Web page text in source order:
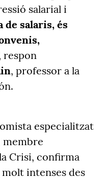
salarial i
de salaris, és
respon
, professor a la
especialitzat
membre
Crisi, confirma
molt intenses des